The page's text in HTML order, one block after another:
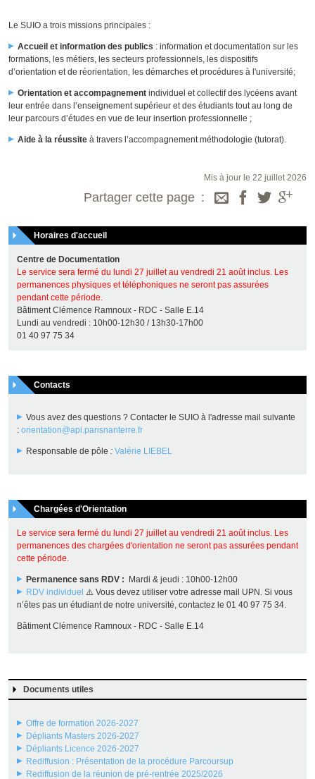
Le SUIO a trois missions principales :
Accueil et information des publics : information et documentation sur les
formations, les métiers, les secteurs professionnels, les dispositifs
d’orientation et de réorientation, les démarches et procédures à l'université;
Orientation et accompagnementindividuel et collectif des lycéens avant
leur entrée dans l’enseignement supérieur et des étudiants tout au long de
leur parcours d’études en vue de leur insertion professionnelle ;
Aide à la réussiteà travers l’accompagnement méthodologie (tutorat).
Mis à jour le 22 juillet 2026
Partager cette page
Horaires d'accueil
Centre de Documentation
Le service sera fermé du lundi 27 juillet au vendredi 21 août inclus. Les
permanences physiques et téléphoniques ne seront pas assurées
pendant cette période.
Bâtiment Clémence Ramnoux - RDC - Salle E.14
Lundi au vendredi : 10h00-12h30 / 13h30-17h00
01 40 97 75 34
Contacts
Vous avez des questions ? Contacter le SUIO à l'adresse mail suivante
: orientation@api.parisnanterre.fr
Responsable de pôle : Valérie LIEBEL
Chargées d'Orientation
Le service sera fermé du lundi 27 juillet au vendredi 21 août inclus. Les
permanences des chargées d'orientation ne seront pas assurées pendant
cette période.
Permanence sans RDV : Mardi & jeudi : 10h00-12h00
RDV individuel ⚠️ Vous devez utiliser votre adresse mail UPN. Si vous
n’êtes pas un étudiant de notre université, contactez le 01 40 97 75 34.
Bâtiment Clémence Ramnoux - RDC - Salle E.14
Documents utiles
Offre de formation 2026-2027
Dépliants Masters 2026-2027
Dépliants Licence 2026-2027
Rediffusion : Présentation de la procédure Parcoursup
Rediffusion de la réunion de pré-rentrée 2025/2026